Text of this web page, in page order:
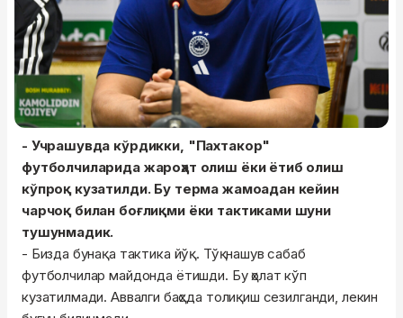
- Учрашувда кўрдикки, "Пахтакор"
футболчиларида жароҳат олиш ёки ётиб олиш
кўпроқ кузатилди. Бу терма жамоадан кейин
чарчоқ билан боғлиқми ёки тактиками шуни
тушунмадик.
- Бизда бунақа тактика йўқ. Тўқнашув сабаб
футболчилар майдонда ётишди. Бу ҳолат кўп
кузатилмади. Аввалги баҳсда толиқиш сезилганди, лекин